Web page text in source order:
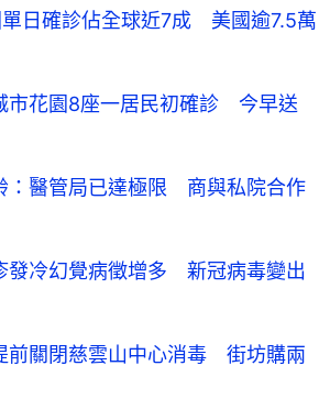
單日確診佔全球近7成 美國逾7.5萬
市花園8座一居民初確診 今早送
：醫管局已達極限 商與私院合作
發冷幻覺病徵增多 新冠病毒變出
前關閉慈雲山中心消毒 街坊購兩